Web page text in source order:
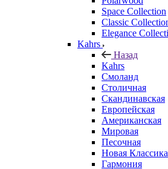
Space Collection
Classic
Elegance
Kahrs
Назад
Kahrs
Смоланд
Столичная
Скандинавская
Европейская
Американская
Мировая
Песочная
Новая Классика
Гармония